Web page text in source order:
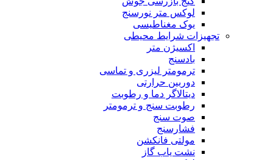
لوکس متر نورسنج
یوک مغناطیسی
تجهیزات شرایط محیطی
اکسیژن متر
بادسنج
ترمومتر لیزری و تماسی
دوربین حرارتی
دیتالاگر دما و رطوبت
رطوبت سنج و ترمومتر
صوت سنج
فشارسنج
مولتی فانکشن
نشت یاب گاز